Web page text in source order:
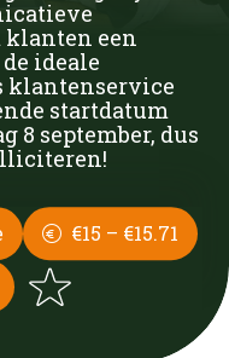
klanten een
ideale
klantenservice
startdatum
8 september, dus
€15 – €15.71